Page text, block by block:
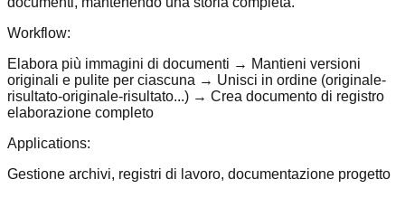
Workflow:
Elabora più immagini di documenti → Mantieni versioni
originali e pulite per ciascuna → Unisci in ordine (originale-
risultato-originale-risultato...) → Crea documento di registro
elaborazione completo
Applications:
Gestione archivi, registri di lavoro, documentazione progetto